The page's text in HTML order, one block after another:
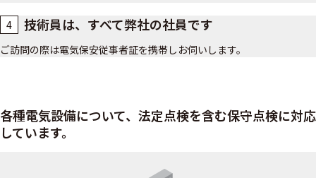
4 技術員は、すべて弊社の社員です
ご訪問の際は電気保安従事者証を携帯しお伺いします。
各種電気設備について、法定点検を含む保守点検に対応
しています。